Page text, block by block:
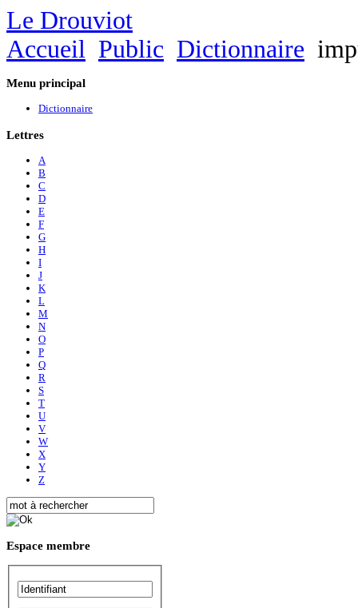
Le Drouviot
Accueil Public Dictionnaire
Menu principal
Dictionnaire
Lettres
A
B
C
D
E
F
G
H
I
J
K
L
M
N
O
P
Q
R
S
T
U
V
W
X
Y
Z
Espace membre